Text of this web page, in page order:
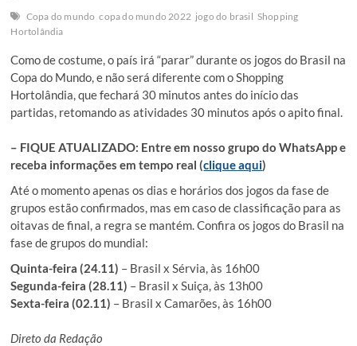
Copa do mundo copa do mundo 2022 jogo do brasil Shopping
Hortolândia
Como de costume, o país irá “parar” durante os jogos do Brasil na
Copa do Mundo, e não será diferente com o Shopping
Hortolândia, que fechará 30 minutos antes do início das
partidas, retomando as atividades 30 minutos após o apito final.
– FIQUE ATUALIZADO: Entre em nosso grupo do WhatsApp e
receba informações em tempo real (clique aqui)
Até o momento apenas os dias e horários dos jogos da fase de
grupos estão confirmados, mas em caso de classificação para as
oitavas de final, a regra se mantém. Confira os jogos do Brasil na
fase de grupos do mundial:
Quinta-feira (24.11) – Brasil x Sérvia, às 16h00
Segunda-feira (28.11) – Brasil x Suiça, às 13h00
Sexta-feira (02.11) – Brasil x Camarões, às 16h00
Direto da Redação